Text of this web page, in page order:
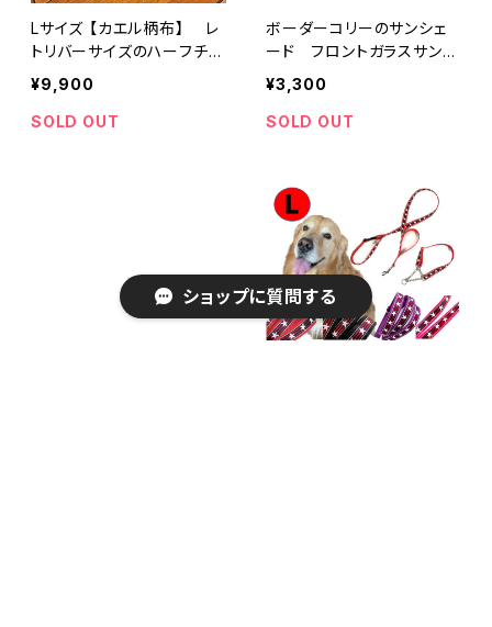
Lサイズ 【カエル柄布】 レ
トリバーサイズのハーフチョ
ーク オーダー横幅2.5cm
大型犬用首輪とリードのセ
ット
¥9,900
SOLD OUT
ボーダーコリーのサンシェ
ード フロントガラスサンシ
ェード
¥3,300
SOLD OUT
ショップに質問する